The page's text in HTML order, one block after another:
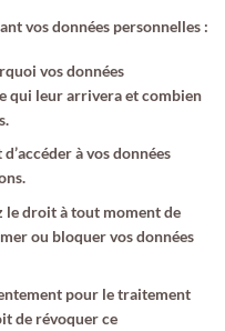
vos données personnelles :
vos données
qui leur arrivera et combien
à vos données
le droit à tout moment de
ou bloquer vos données
pour le traitement
de révoquer ce